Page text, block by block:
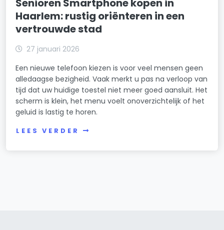
Senioren Smartphone kopen in
Haarlem: rustig oriënteren in een
vertrouwde stad
27 januari 2026
Een nieuwe telefoon kiezen is voor veel mensen geen
alledaagse bezigheid. Vaak merkt u pas na verloop van
tijd dat uw huidige toestel niet meer goed aansluit. Het
scherm is klein, het menu voelt onoverzichtelijk of het
geluid is lastig te horen.
LEES VERDER